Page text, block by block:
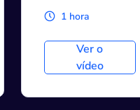
1 hora
Ver o
vídeo